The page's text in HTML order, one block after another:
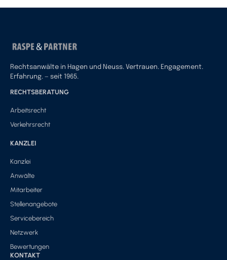
Rechtsanwälte in Hagen und Neuss. Vertrauen. Engagement.
Erfahrung. — seit 1965.
RECHTSBERATUNG
Arbeitsrecht
Verkehrsrecht
KANZLEI
Kanzlei
Anwälte
Mitarbeiter
Stellenangebote
Servicebereich
Netzwerk
Bewertungen
KONTAKT